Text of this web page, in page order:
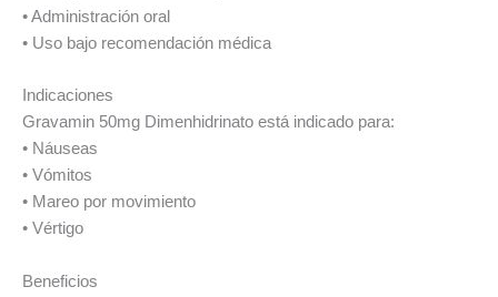
• Administración oral
• Uso bajo recomendación médica
Indicaciones
Gravamin 50mg Dimenhidrinato está indicado para:
• Náuseas
• Vómitos
• Mareo por movimiento
• Vértigo
Beneficios